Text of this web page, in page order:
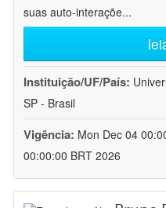
suas auto-interaçõe...
Instituição/UF/País:
SP - Brasil
Vigência: Mon Dec 04
00:00:00 BRT 2026